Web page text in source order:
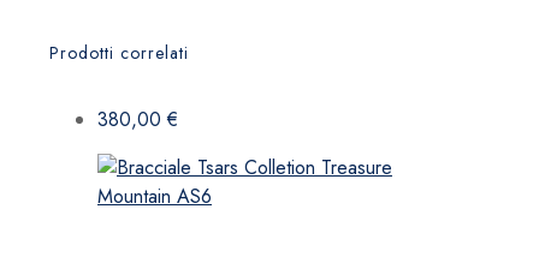
Prodotti correlati
380,00€